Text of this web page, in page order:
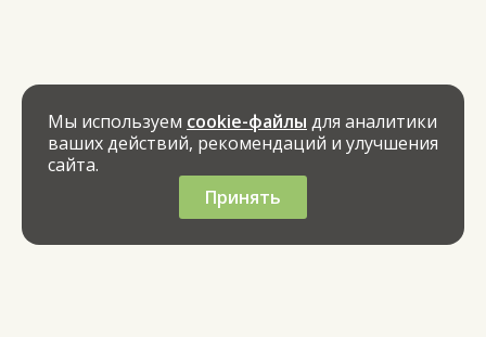
Мы используем cookie-файлы для аналитики
ваших действий, рекомендаций и улучшения
сайта.
Принять